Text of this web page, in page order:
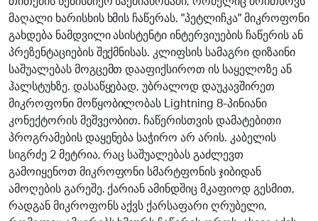
was:
50.00₾.
is:
40.00₾.
მაღალი ხარისხის ხმის ჩაწერას. "პეტლიჩკა" მიკროფონი
გახდება ნამდვილი ასისტენტი ინტერვიუების ჩაწერის ან
პრეზენტაციების შექმნისას. კლიფსის სამაგრი დიზაინი
საშუალებას მოგცემთ დააფიქსიროთ ის საყელოზე ან
ჰალსტუხზე. დასაწყებად, უბრალოდ დაუკავშირეთ
მიკროფონი მოწყობილობას Lightning 8-პინიანი
კონექტორის მეშვეობით. ჩაწერისთვის დამატებითი
პროგრამების დაყენება საჭირო არ არის. კაბელის
სიგრძე 2 მეტრია, რაც საშუალებას გაძლევთ
გამოიყენოთ მიკროფონი სმარტფონის ჯიბიდან
ამოღების გარეშე. ქარიან ამინდშიც მკაფიოდ გესმით,
რადგან მიკროფონს აქვს ქარსაფარი ღრუბელი,